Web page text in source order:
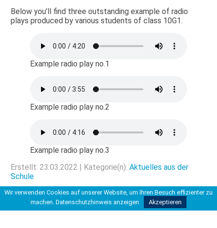
Below you’ll find three outstanding example of radio
plays produced by various students of class 10G1.
Example radio play no.1
Example radio play no.2
Example radio play no.3
Erstellt: 23.03.2022 | Kategorie(n):Aktuelles aus der
Schule
Aktuelles
Wir verwenden Cookies auf unserer Website, um Ihren Besuch effizienter zu
machen. Datenschutzhinweis anzeigen Akzeptieren